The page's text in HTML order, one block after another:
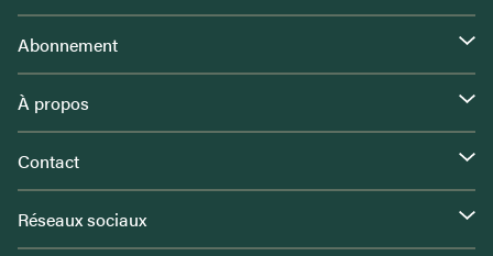
Abonnement
À propos
Contact
Réseaux sociaux